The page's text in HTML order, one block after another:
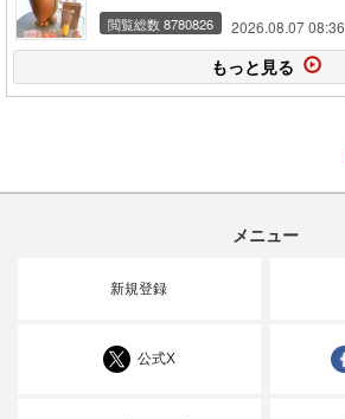
閲覧総数 8780826 2026.08.07 08:36
もっと見る
メニュー
新規登録
公式X